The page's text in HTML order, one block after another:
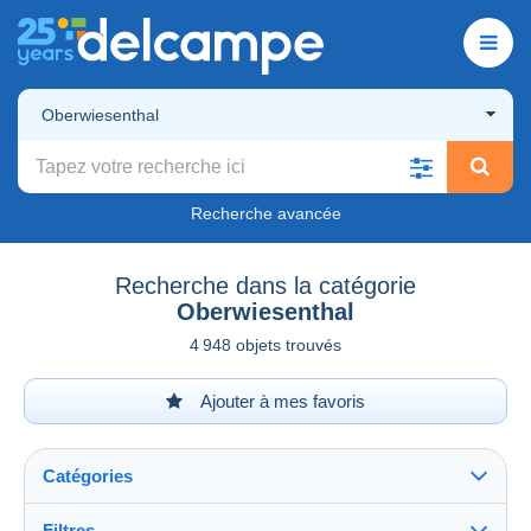
Oberwiesenthal
Recherche avancée
Recherche dans la catégorie
Oberwiesenthal
4 948 objets trouvés
Ajouter à mes favoris
Catégories